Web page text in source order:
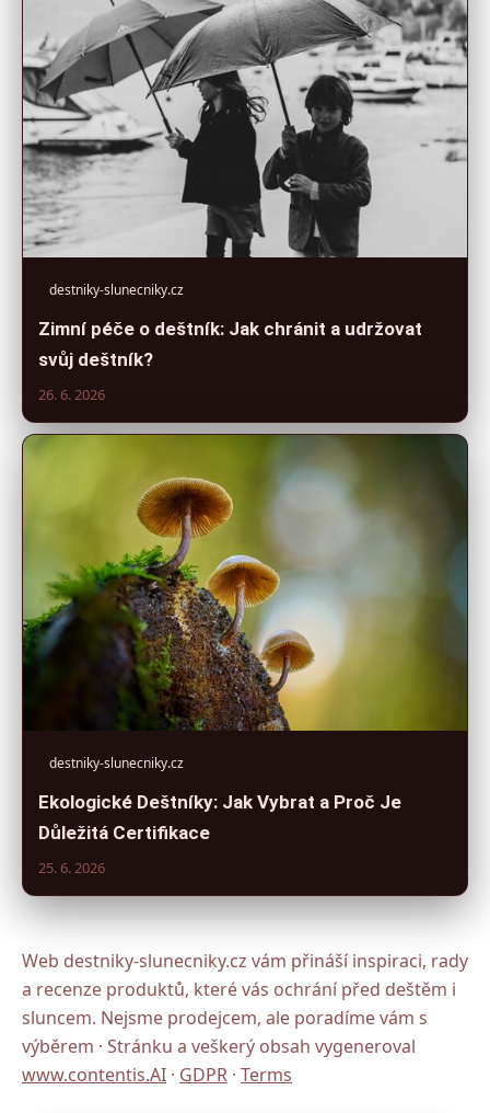
destniky-slunecniky.cz
Zimní péče o deštník: Jak chránit a udržovat
svůj deštník?
26. 6. 2026
destniky-slunecniky.cz
Ekologické Deštníky: Jak Vybrat a Proč Je
Důležitá Certifikace
25. 6. 2026
Web destniky-slunecniky.cz vám přináší inspiraci, rady
a recenze produktů, které vás ochrání před deštěm i
sluncem. Nejsme prodejcem, ale poradíme vám s
výběrem · Stránku a veškerý obsah vygeneroval
www.contentis.AI · GDPR · Terms